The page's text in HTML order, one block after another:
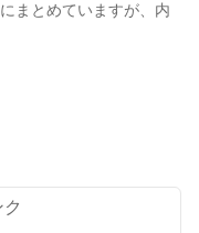
まとめていますが、内